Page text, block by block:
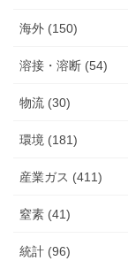
海外 (150)
溶接・溶断 (54)
物流 (30)
環境 (181)
産業ガス (411)
窒素 (41)
統計 (96)